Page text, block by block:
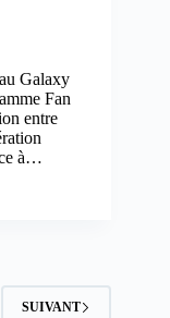
Galaxy
Fan
entre
à…
SUIVANT